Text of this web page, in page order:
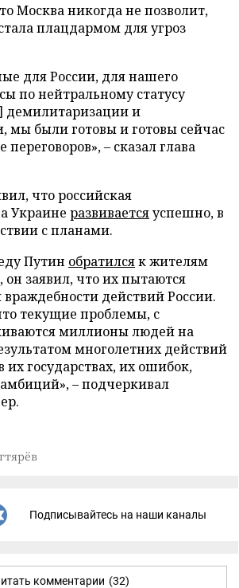
Москва никогда не позволит,
плацдармом для угроз
для России, для нашего
по нейтральному статусу
демилитаризации и
мы были готовы и готовы сейчас
переговоров», – сказал глава
что российская
Украине развиваетсяуспешно, в
с планами.
Путин обратилсяк жителям
он заявил, что их пытаются
враждебности действий России.
текущие проблемы, с
миллионы людей на
многолетних действий
их государствах, их ошибок,
– подчеркивал
Подписывайтесь на наши каналы
комментарии (32)